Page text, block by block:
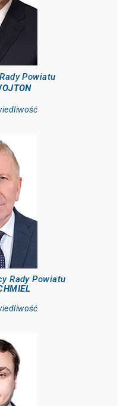
Powiatu
Rady Powiatu